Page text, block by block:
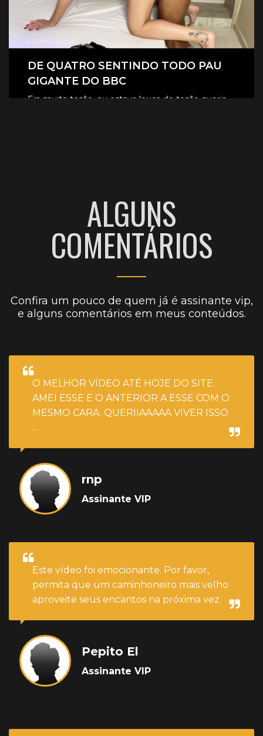
DE QUATRO SENTINDO TODO PAU
GIGANTE DO BBC
Era muito tesão, eu estava louca de tesão queria
ALGUNS
COMENTÁRIOS
Confira um pouco de quem já é assinante vip,
e alguns comentários em meus conteúdos.
O MELHOR VÍDEO ATÉ HOJE DO SITE.
AMEI ESSE E O ANTERIOR A ESSE COM O
MESMO CARA. QUERIIAAAAA VIVER ISSO
…
rnp
Assinante VIP
Este vídeo foi emocionante. Por favor,
permita que um caminhoneiro mais velho
aproveite seus encantos na próxima vez.
Pepito El
Assinante VIP